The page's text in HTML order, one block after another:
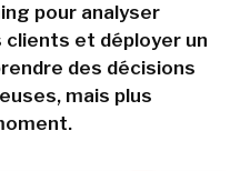
pour analyser
et déployer un
des décisions
mais plus